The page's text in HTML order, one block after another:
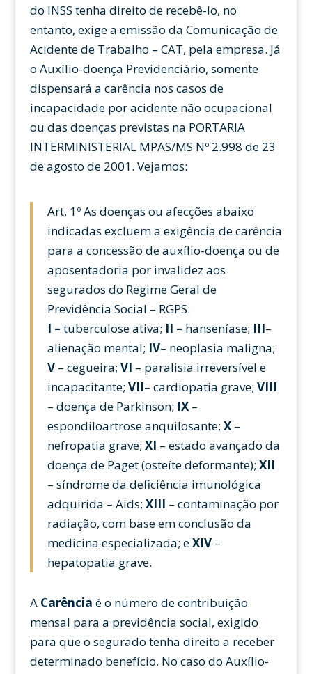
do INSS tenha direito de recebê-lo, no
entanto, exige a emissão da Comunicação de
Acidente de Trabalho – CAT, pela empresa. Já
o Auxílio-doença Previdenciário, somente
dispensará a carência nos casos de
incapacidade por acidente não ocupacional
ou das doenças previstas na PORTARIA
INTERMINISTERIAL MPAS/MS Nº 2.998 de 23
de agosto de 2001. Vejamos:
Art. 1º As doenças ou afecções abaixo
indicadas excluem a exigência de carência
para a concessão de auxílio-doença ou de
aposentadoria por invalidez aos
segurados do Regime Geral de
Previdência Social – RGPS:
I – tuberculose ativa; II – hanseníase; III–
alienação mental; IV– neoplasia maligna;
V– cegueira; VI – paralisia irreversível e
incapacitante; VII– cardiopatia grave; VIII
– doença de Parkinson; IX–
espondiloartrose anquilosante; X–
nefropatia grave; XI – estado avançado da
doença de Paget (osteíte deformante); XII
– síndrome da deficiência imunológica
adquirida – Aids; XIII – contaminação por
radiação, com base em conclusão da
medicina especializada; eXIV–
hepatopatia grave.
A Carência é o número de contribuição
mensal para a previdência social, exigido
para que o segurado tenha direito a receber
determinado benefício. No caso do Auxílio-